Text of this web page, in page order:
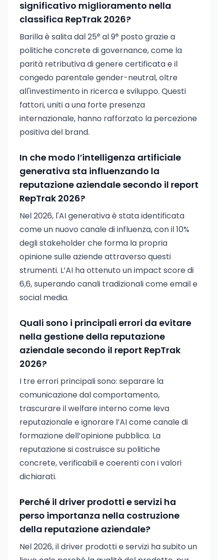
significativo miglioramento nella
classifica RepTrak 2026?
Barilla è salita dal 25° al 9° posto grazie a
politiche concrete di governance, come la
parità retributiva di genere certificata e il
congedo parentale gender-neutral, oltre
all'investimento in ricerca e sviluppo. Questi
fattori, uniti a una forte presenza
internazionale, hanno rafforzato la percezione
positiva del brand.
In che modo l’intelligenza artificiale
generativa sta influenzando la
reputazione aziendale secondo il report
RepTrak 2026?
Nel 2026, l'AI generativa è stata identificata
come un nuovo canale di influenza, con il 10%
degli stakeholder che forma la propria
opinione sulle aziende attraverso questi
strumenti. L’AI ha ottenuto un impact score di
6,6, superando canali tradizionali come email e
social media.
Quali sono i principali errori da evitare
nella gestione della reputazione
aziendale secondo il report RepTrak
2026?
I tre errori principali sono: separare la
comunicazione dal comportamento,
trascurare il welfare interno come leva
reputazionale e ignorare l’AI come canale di
formazione dell’opinione pubblica. La
reputazione si costruisce su politiche
concrete, verificabili e coerenti con i valori
dichiarati.
Perché il driver prodotti e servizi ha
perso importanza nella costruzione
della reputazione aziendale?
Nel 2026, il driver prodotti e servizi ha subito un